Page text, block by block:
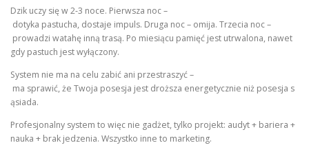
Dzik uczy się w 2-3 noce. Pierwsza noc –
dotyka pastucha, dostaje impuls. Druga noc – omija. Trzecia noc –
prowadzi watahę inną trasą. Po miesiącu pamięć jest utrwalona, nawet
gdy pastuch jest wyłączony.
System nie ma na celu zabić ani przestraszyć –
ma sprawić, że Twoja posesja jest droższa energetycznie niż posesja s
ąsiada.
Profesjonalny system to więc nie gadżet, tylko projekt: audyt + bariera +
nauka + brak jedzenia. Wszystko inne to marketing.